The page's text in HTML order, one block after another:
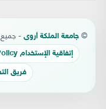
© جامعة الملكة أروى - جميع
إتفاقية الإستخدام Privacy Policy
فريق